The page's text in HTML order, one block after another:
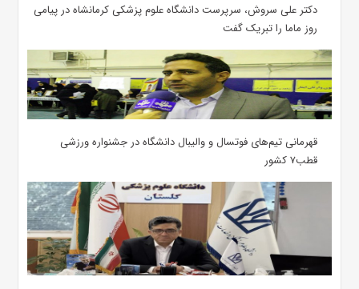
دکتر علی سروش، سرپرست دانشگاه علوم پزشکی کرمانشاه در پیامی
روز ماما را تبریک گفت
قهرمانی تیم‌های فوتسال و والیبال دانشگاه در جشنواره ورزشی
قطب۷ کشور